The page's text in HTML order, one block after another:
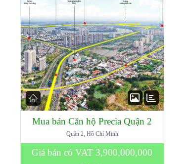
Mua bán Căn hộ Precia Quận 2
Quận 2, Hồ Chí Minh
Giá bán có VAT 3,900,000,000